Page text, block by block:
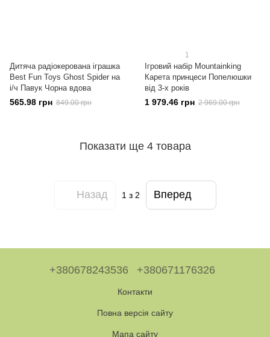
Дитяча радіокерована іграшка
Best Fun Toys Ghost Spider на
і/ч Павук Чорна вдова
565.98 грн 849.00 грн
1
Ігровий набір Mountainking
Карета принцеси Попелюшки
від 3-х років
1 979.46 грн 2 969.00 грн
Показати ще 4 товара
Назад 1 з 2 Вперед
+380678243536 +380671176326
Контакти
Повна версія сайту
Мапа сайту